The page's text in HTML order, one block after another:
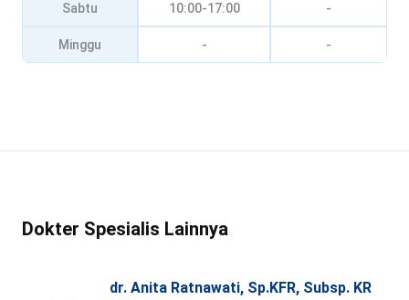
Sabtu 10:00-17:00 -
Minggu - -
Dokter Spesialis Lainnya
dr. Anita Ratnawati, Sp.KFR, Subsp. KR